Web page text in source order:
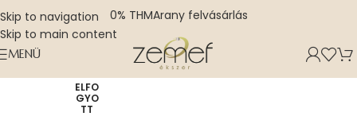
Skip to navigation
Skip to main content
0% THMArany felvásárlás
MENÜ
ELFO
GYO
TT